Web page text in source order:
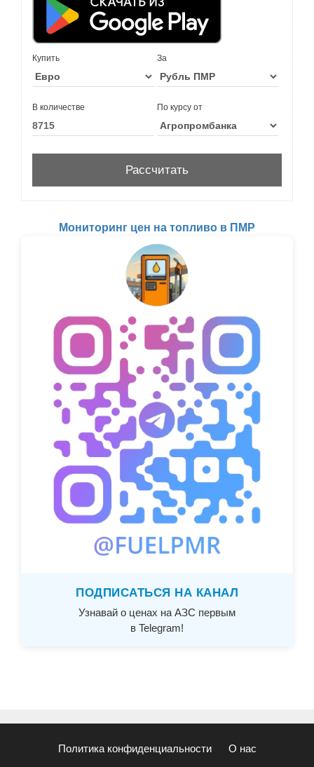
Купить За
В количестве По курсу от
Мониторинг цен на топливо в ПМР
ПОДПИСАТЬСЯ НА КАНАЛ
Узнавай о ценах на АЗС первым
в Telegram!
Политика конфиденциальности О нас